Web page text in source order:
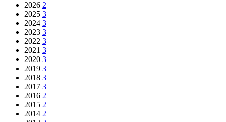
2026 2
2025 3
2024 3
2023 3
2022 3
2021 3
2020 3
2019 3
2018 3
2017 3
2016 2
2015 2
2014 2